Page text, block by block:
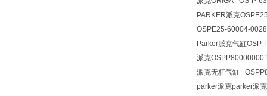
PARKER派克
OSPE25-60004-
Parker派克气缸
派克
派克无杆气缸
parker派克parker派